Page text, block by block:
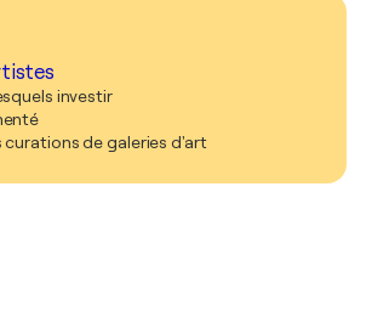
investir
curations de galeries d'art